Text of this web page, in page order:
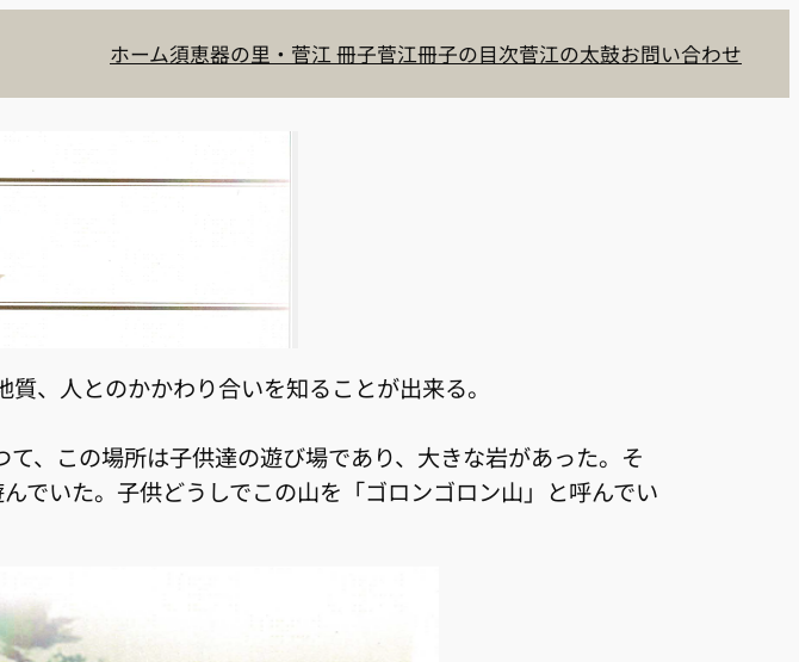
ホーム須恵器の里・菅江 冊子菅江冊子の目次菅江の太鼓お問い合わせ
、人とのかかわり合いを知ることが出来る。
、この場所は子供達の遊び場であり、大きな岩があった。そ
でいた。子供どうしでこの山を「ゴロンゴロン山」と呼んでい